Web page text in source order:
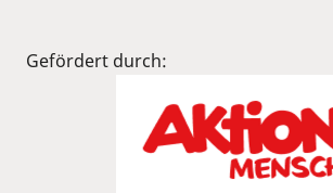
Gefördert durch: